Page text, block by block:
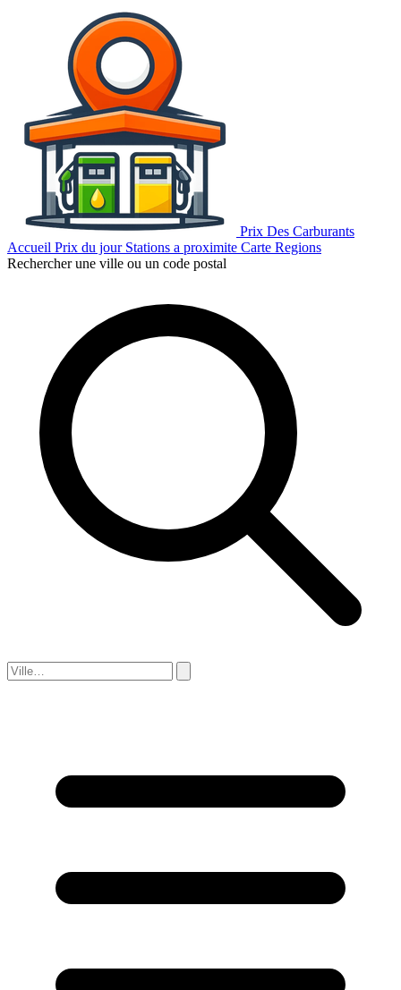
Prix Des Carburants
Accueil Prix du jour Stations a proximite Carte Regions
Rechercher une ville ou un code postal